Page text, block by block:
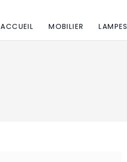
ACCUEIL MOBILIER LAMPES